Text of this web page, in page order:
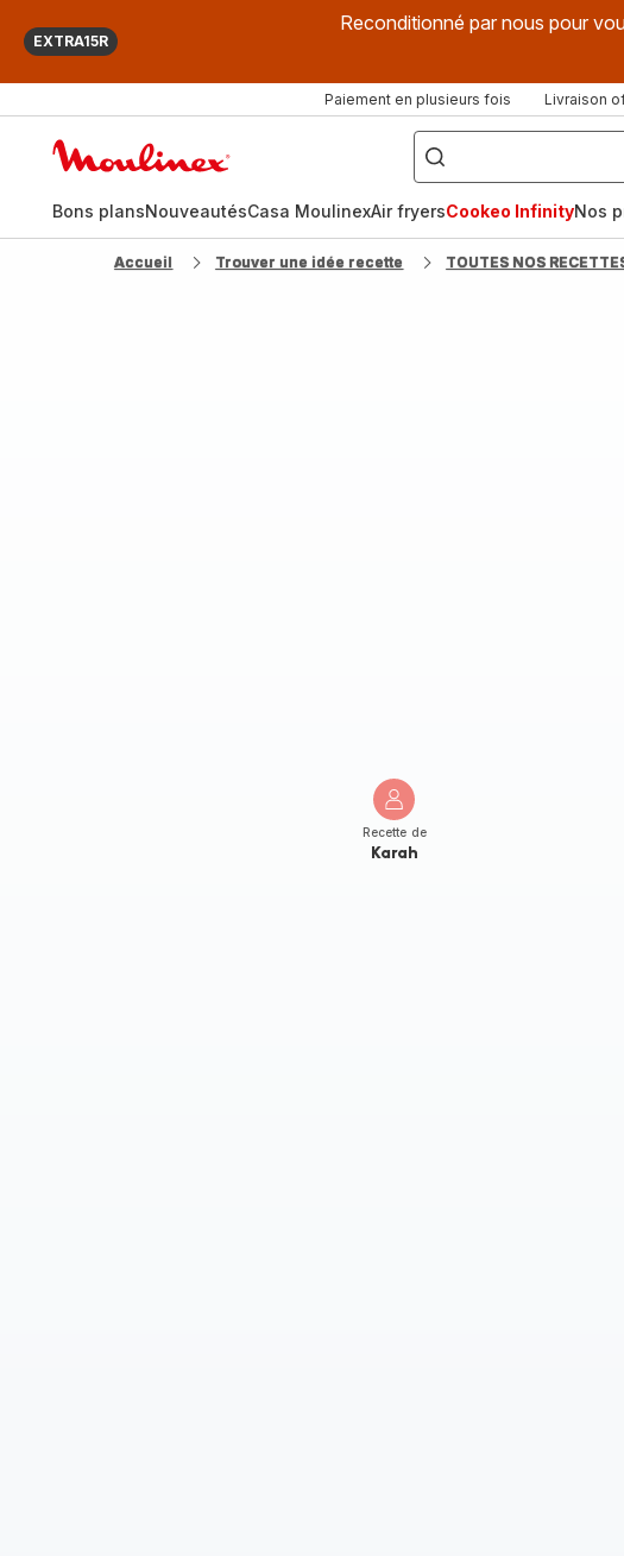
EXTRA15R
Reconditionné par nous pour
Paiement en plusieurs fois Livraison
["Que
recherchez-
vous
?",
fryer",
"Companion"]
Bons plansNouveautésCasa MoulinexAir fryersCookeo InfinityNos
Accueil Trouver une idée recette TOUTES NOS
Recette de
Karah